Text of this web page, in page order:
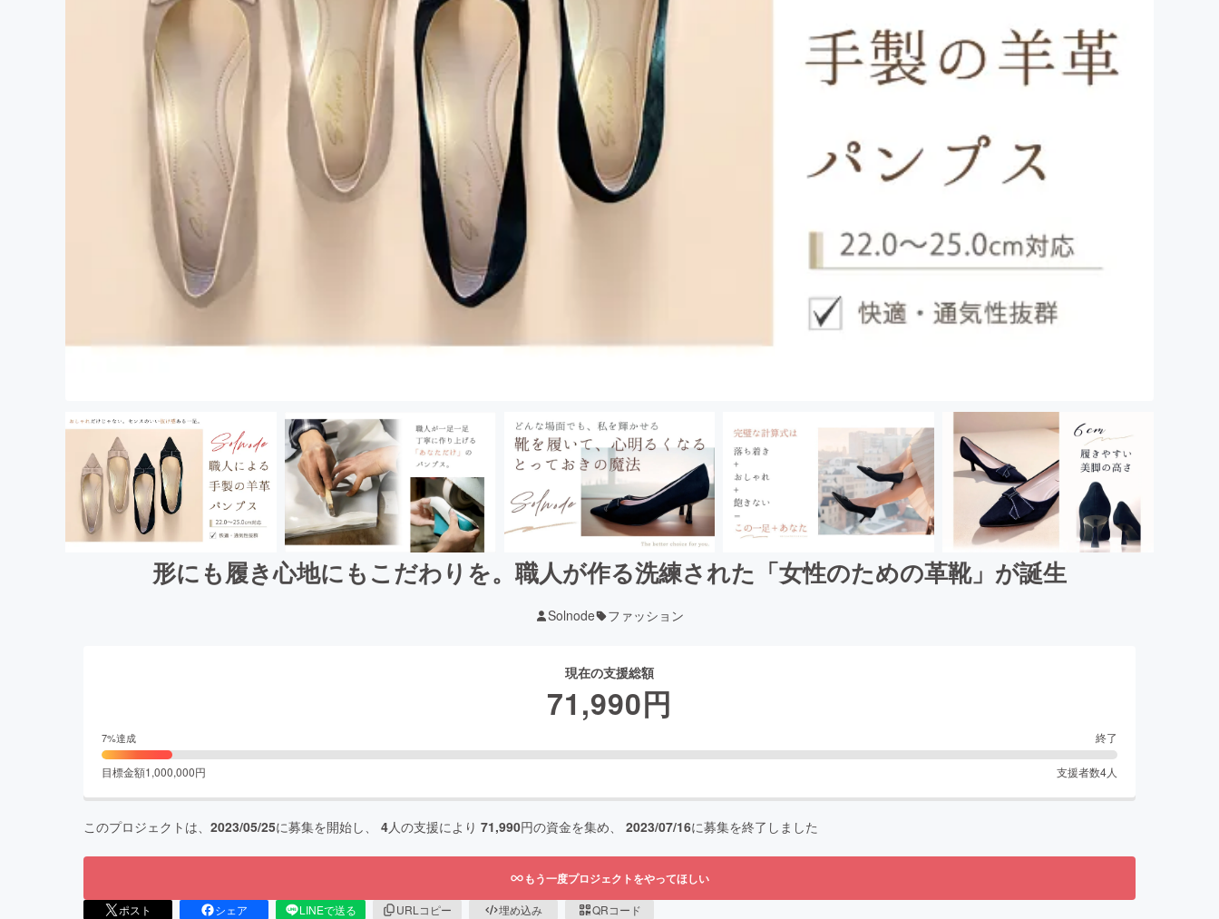
形にも履き心地にもこだわりを。職人が作る洗練された「女性のための革靴」が誕生
Solnode ファッション
現在の支援総額
71,990円
7%達成 終了
目標金額1,000,000円 支援者数4人
このプロジェクトは、 2023/05/25に募集を開始し、 4人の支援により 71,990円の資金を集め、 2023/07/16に募集を終了しました
もう一度プロジェクトをやってほしい
ポスト シェア LINEで送る URLコピー 埋め込み QRコード